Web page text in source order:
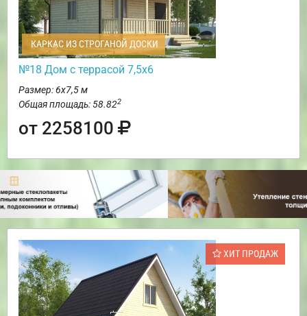
КАРКАС ИЗ СТРОГАНОЙ ДОСКИ
№18 Дом с террасой 7,5х6
Размер: 6х7,5 м
Общая площадь: 58.822
от 2258100
ХИТ ПРОДАЖ